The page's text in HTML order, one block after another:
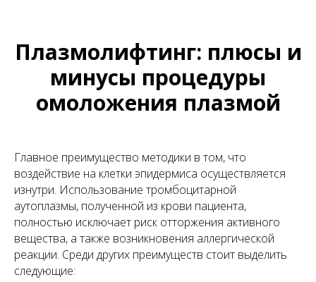
Плазмолифтинг: плюсы и
минусы процедуры
омоложения плазмой
Главное преимущество методики в том, что
воздействие на клетки эпидермиса осуществляется
изнутри. Использование тромбоцитарной
аутоплазмы, полученной из крови пациента,
полностью исключает риск отторжения активного
вещества, а также возникновения аллергической
реакции. Среди других преимуществ стоит выделить
следующие: